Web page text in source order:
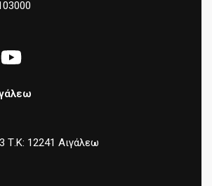
Τ.Κ: 12241 Αιγάλεω